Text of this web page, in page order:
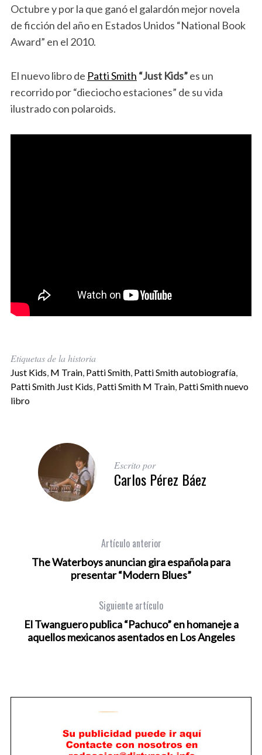
Octubre y por la que ganó el galardón mejor novela
de ficción del año en Estados Unidos “National Book
Award” en el 2010.
El nuevo libro de Patti Smith “Just Kids”es un
recorrido por “dieciocho estaciones” de su vida
ilustrado con polaroids.
Etiquetas de la historia
Just Kids, M Train, Patti Smith, Patti Smith autobiografía,
Patti Smith Just Kids, Patti Smith M Train, Patti Smith nuevo
libro
Escrito por
Carlos Pérez Báez
Artículo anterior
The Waterboys anuncian gira española para
presentar “Modern Blues”
Siguiente artículo
El Twanguero publica “Pachuco” en homaneje a
aquellos mexicanos asentados en Los Angeles